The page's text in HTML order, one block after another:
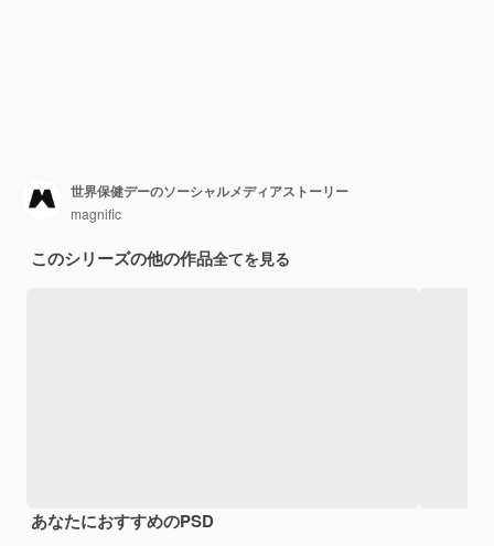
世界保健デーのソーシャルメディアストーリー
magnific
このシリーズの他の作品全てを見る
あなたにおすすめのPSD